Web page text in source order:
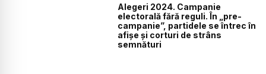
Alegeri 2024. Campanie
electorală fără reguli. În „pre-
campanie”, partidele se întrec în
afișe și corturi de strâns
semnături